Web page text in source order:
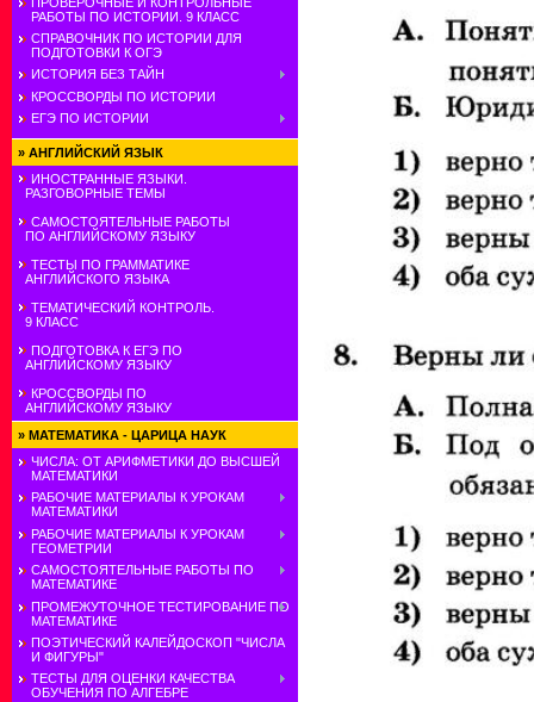
РАБОТЫ ПО ИСТОРИИ. 9 КЛАСС
СПРАВОЧНИК ПО ИСТОРИИ ДЛЯ
ПОДГОТОВКИ К ОГЭ
ИСТОРИЯ БЕЗ ТАЙН
КРОССВОРДЫ ПО ИСТОРИИ
ЕГЭ ПО ИСТОРИИ
» АНГЛИЙСКИЙ ЯЗЫК
ИНОСТРАННЫЕ ЯЗЫКИ.
РАЗГОВОРНЫЕ ТЕМЫ
САМОСТОЯТЕЛЬНЫЕ РАБОТЫ
ПО АНГЛИЙСКОМУ ЯЗЫКУ
ТЕСТЫ ПО ГРАММАТИКЕ
АНГЛИЙСКОГО ЯЗЫКА
ТЕМАТИЧЕСКИЙ КОНТРОЛЬ.
9 КЛАСС
ПОДГОТОВКА К ЕГЭ ПО
АНГЛИЙСКОМУ ЯЗЫКУ
КРОССВОРДЫ ПО
АНГЛИЙСКОМУ ЯЗЫКУ
» МАТЕМАТИКА - ЦАРИЦА НАУК
ЧИСЛА: ОТ АРИФМЕТИКИ ДО ВЫСШЕЙ
МАТЕМАТИКИ
РАБОЧИЕ МАТЕРИАЛЫ К УРОКАМ
МАТЕМАТИКИ
РАБОЧИЕ МАТЕРИАЛЫ К УРОКАМ
ГЕОМЕТРИИ
САМОСТОЯТЕЛЬНЫЕ РАБОТЫ ПО
МАТЕМАТИКЕ
ПРОМЕЖУТОЧНОЕ ТЕСТИРОВАНИЕ ПО
МАТЕМАТИКЕ
ПОЭТИЧЕСКИЙ КАЛЕЙДОСКОП "ЧИСЛА
И ФИГУРЫ"
ТЕСТЫ ДЛЯ ОЦЕНКИ КАЧЕСТВА
ОБУЧЕНИЯ ПО АЛГЕБРЕ